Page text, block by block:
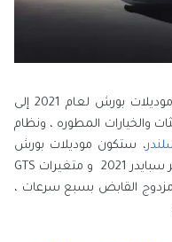
تدخل بورش 718 بوكستر وكايمن احدث موديلات بورش لعام 2021 إلى
والخيارات المطوره ، ونظام
، ستكون موديلات بورش
718 كايمن GT4 2021 و بورش 718 بوكستر سبايدر 2021 و متغيرات GTS
مزدوج القابض بسبع سرعات ،